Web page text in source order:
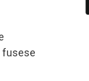
fusese